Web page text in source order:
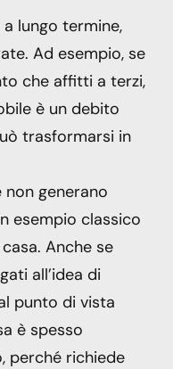
a lungo termine,
Ad esempio, se
che affitti a terzi,
è un debito
trasformarsi in
non generano
esempio classico
Anche se
all’idea di
punto di vista
è spesso
perché richiede